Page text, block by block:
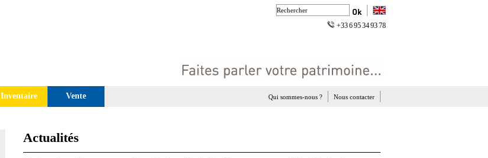
+33 6 95 34 93 78
Inventaire Vente Nous contacter
Qui sommes-nous ?
Actualités